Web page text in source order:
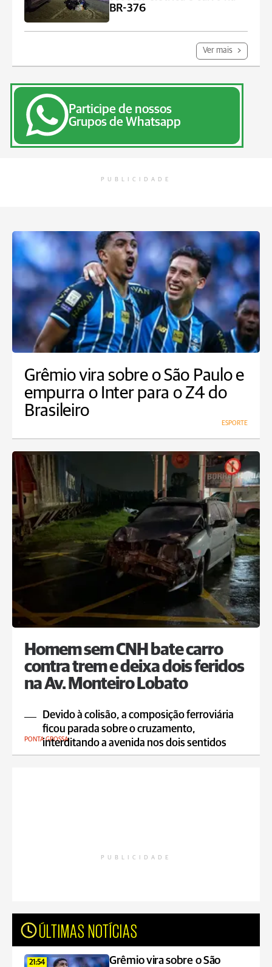
BR-376
Ver mais
Participe de nossos
Grupos de Whatsapp
PUBLICIDADE
Grêmio vira sobre o São Paulo e
empurra o Inter para o Z4 do
Brasileiro
ESPORTE
Homem sem CNH bate carro
contra trem e deixa dois feridos
na Av. Monteiro Lobato
Devido à colisão, a composição ferroviária
ficou parada sobre o cruzamento,
interditando a avenida nos dois sentidos
PONTA GROSSA
PUBLICIDADE
ÚLTIMAS NOTÍCIAS
21:54
Grêmio vira sobre o São